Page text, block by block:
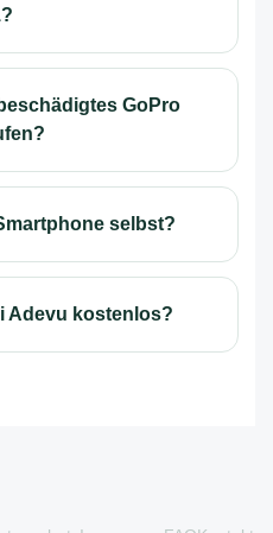
GoPro
selbst?
Adevu kostenlos?